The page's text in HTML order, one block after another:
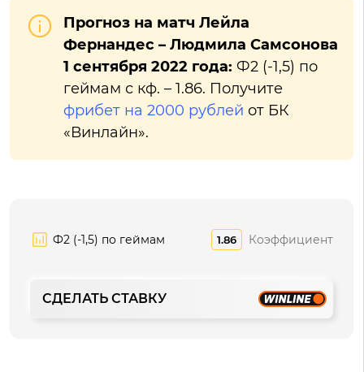
Прогноз на матч Лейла
Фернандес – Людмила Самсонова
1 сентября 2022 года: Ф2 (-1,5) по
геймам с кф. – 1.86. Получите
фрибет на 2000 рублей от БК
«Винлайн».
Ф2 (-1,5) по геймам 1.86 Коэффициент
СДЕЛАТЬ СТАВКУ